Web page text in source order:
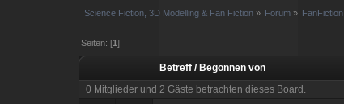
Science Fiction, 3D Modelling & Fan Fiction» Forum » FanFiction
Seiten: [1 ]
Betreff/ Begonnen von
0 Mitglieder und 2 Gäste betrachten dieses Board.